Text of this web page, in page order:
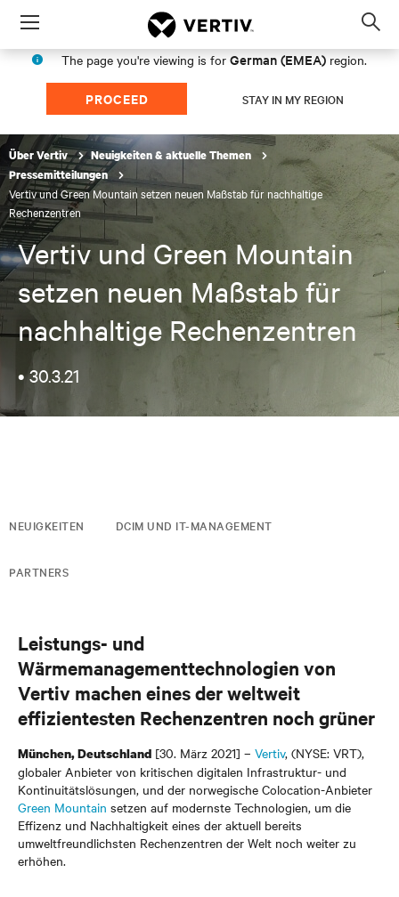
Menu
The page you're viewing is for German (EMEA) region.
PROCEED STAY IN MY REGION
Über Vertiv
Neuigkeiten & aktuelle Themen
Pressemitteilungen
Vertiv und Green Mountain setzen neuen Maßstab für nachhaltige
Rechenzentren
Vertiv und Green Mountain
setzen neuen Maßstab für
nachhaltige Rechenzentren
•30.3.21
NEUIGKEITEN DCIM UND IT-MANAGEMENT
PARTNERS
Leistungs- und
Wärmemanagementtechnologien von
Vertiv machen eines der weltweit
effizientesten Rechenzentren noch grüner
München, Deutschland [30. März 2021] – Vertiv, (NYSE: VRT),
globaler Anbieter von kritischen digitalen Infrastruktur- und
Kontinuitätslösungen, und der norwegische Colocation-Anbieter
Green Mountain setzen auf modernste Technologien, um die
Effizenz und Nachhaltigkeit eines der aktuell bereits
umweltfreundlichsten Rechenzentren der Welt noch weiter zu
erhöhen.